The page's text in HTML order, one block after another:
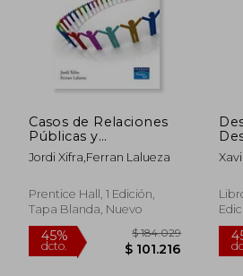
Casos de Relaciones
Públicas y
Comunicación
Corporativa
Jordi Xifra,Ferran Lalueza
Prentice Hall, 1 Edición,
Tapa Blanda, Nuevo
tu